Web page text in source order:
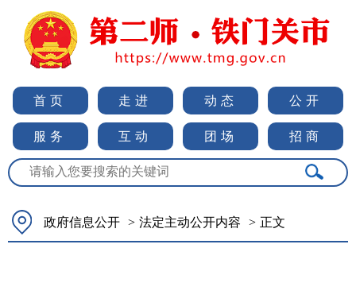
首页 走进 动态 公开
服务 互动 团场 招商
政府信息公开 > 法定主动公开内容 > 正文